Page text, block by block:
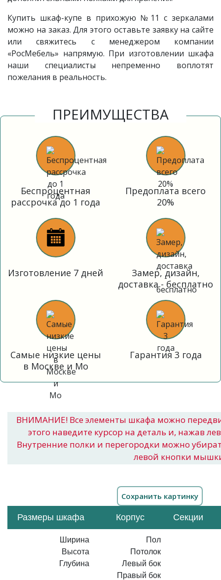
Купить шкаф-купе в прихожую №11 с зеркалами
можно на заказ. Для этого оставьте заявку на сайте
или свяжитесь с менеджером компании
«РосМебель» напрямую. При изготовлении шкафа
наши специалисты непременно воплотят
пожелания в реальность.
ПРЕИМУЩЕСТВА
Беспроцентная
рассрочка до 1 года
Предоплата всего
20%
Изготовление 7 дней
Замер, дизайн,
доставка - бесплатно
Самые низкие цены
в Москве и Мо
Гарантия 3 года
ВНИМАНИЕ! Все элементы шкафа можно
этого наведите курсор на деталь и, нажав
Внутренние полки и перегородки можно
левой кнопки
Размеры шкафа Корпус Секции
Ширина
Высота
Глубина
Пол
Потолок
Левый бок
Правый бок